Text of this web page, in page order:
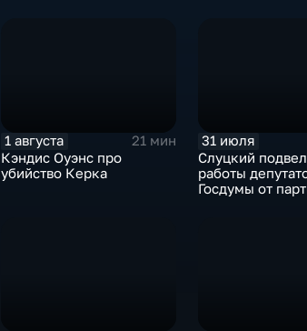
1 августа
21 мин
Кэндис Оуэнс про
убийство Керка
31 июля
Слуцкий
работы
Госдумы от